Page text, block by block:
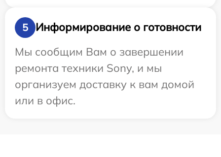
5
Информирование о готовности
Мы сообщим Вам о завершении
ремонта техники Sony, и мы
организуем доставку к вам домой
или в офис.